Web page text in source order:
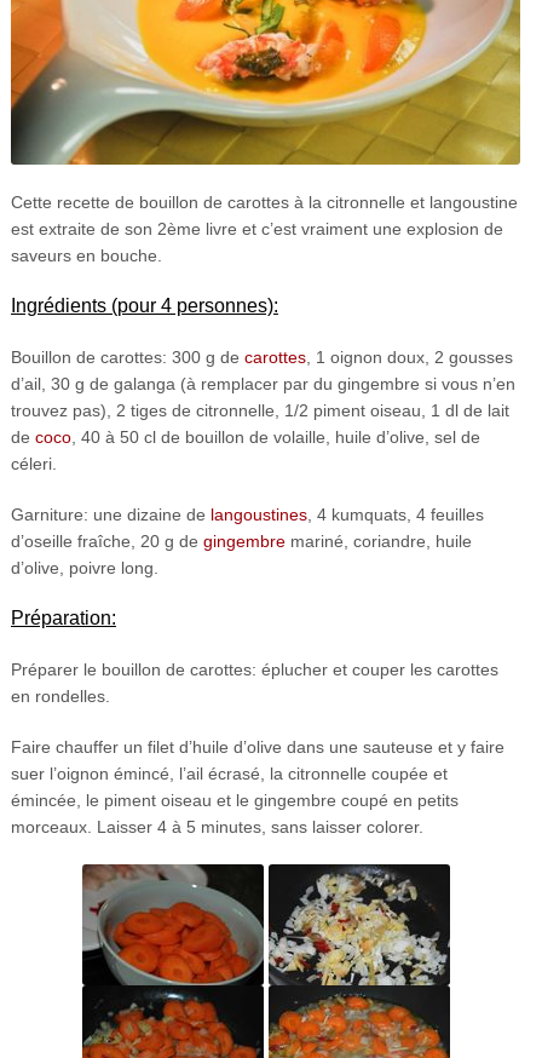
Cette recette de bouillon de carottes à la citronnelle et langoustine
est extraite de son 2ème livre et c’est vraiment une explosion de
saveurs en bouche.
Ingrédients (pour 4 personnes):
Bouillon de carottes: 300 g de carottes, 1 oignon doux, 2 gousses
d’ail, 30 g de galanga (à remplacer par du gingembre si vous n’en
trouvez pas), 2 tiges de citronnelle, 1/2 piment oiseau, 1 dl de lait
de coco, 40 à 50 cl de bouillon de volaille, huile d’olive, sel de
céleri.
Garniture: une dizaine de langoustines, 4 kumquats, 4 feuilles
d’oseille fraîche, 20 g de gingembremariné, coriandre, huile
d’olive, poivre long.
Préparation:
Préparer le bouillon de carottes: éplucher et couper les carottes
en rondelles.
Faire chauffer un filet d’huile d’olive dans une sauteuse et y faire
suer l’oignon émincé, l’ail écrasé, la citronnelle coupée et
émincée, le piment oiseau et le gingembre coupé en petits
morceaux. Laisser 4 à 5 minutes, sans laisser colorer.